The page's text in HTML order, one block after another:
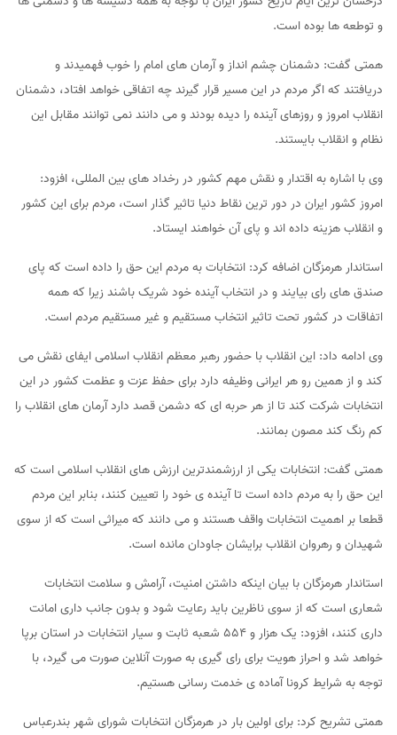
و توطعه ها بوده است.
همتی گفت: دشمنان چشم انداز و آرمان های امام را خوب فهمیدند و
دریافتند که اگر مردم در این مسیر قرار گیرند چه اتفاقی خواهد افتاد، دشمنان
انقلاب امروز و روزهای آینده را دیده بودند و می دانند نمی توانند مقابل این
نظام و انقلاب بایستند.
وی با اشاره به اقتدار و نقش مهم کشور در رخداد های بین المللی، افزود:
امروز کشور ایران در دور ترین نقاط دنیا تاثیر گذار است، مردم برای این کشور
و انقلاب هزینه داده اند و پای آن خواهند ایستاد.
استاندار هرمزگان اضافه کرد: انتخابات به مردم این حق را داده است که پای
صندق های رای بیایند و در انتخاب آینده خود شریک باشند زیرا که همه
اتفاقات در کشور تحت تاثیر انتخاب مستقیم و غیر مستقیم مردم است.
وی ادامه داد: این انقلاب با حضور رهبر معظم انقلاب اسلامی ایفای نقش می
کند و از همین رو هر ایرانی وظیفه دارد برای حفظ عزت و عظمت کشور در این
انتخابات شرکت کند تا از هر حربه ای که دشمن قصد دارد آرمان های انقلاب را
کم رنگ کند مصون بمانند.
همتی گفت: انتخابات یکی از ارزشمندترین ارزش های انقلاب اسلامی است که
این حق را به مردم داده است تا آینده ی خود را تعیین کنند، بنابر این مردم
قطعا بر اهمیت انتخابات واقف هستند و می دانند که میراثی است که از سوی
شهیدان و رهروان انقلاب برایشان جاودان مانده است.
استاندار هرمزگان با بیان اینکه داشتن امنیت، آرامش و سلامت انتخابات
شعاری است که از سوی ناظرین باید رعایت شود و بدون جانب داری امانت
داری کنند، افزود: یک هزار و ۵۵۴ شعبه ثابت و سیار انتخابات در استان برپا
خواهد شد و احراز هویت برای رای گیری به صورت آنلاین صورت می گیرد، با
توجه به شرایط کرونا آماده ی خدمت رسانی هستیم.
همتی تشریح کرد: برای اولین بار در هرمزگان انتخابات شورای شهر بندرعباس